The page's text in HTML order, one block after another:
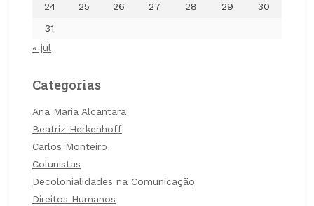
24
25 26 27 28 29
30
31
« jul
Categorias
Ana Maria Alcantara
Beatriz Herkenhoff
Carlos Monteiro
Colunistas
Decolonialidades na Comunicação
Direitos Humanos